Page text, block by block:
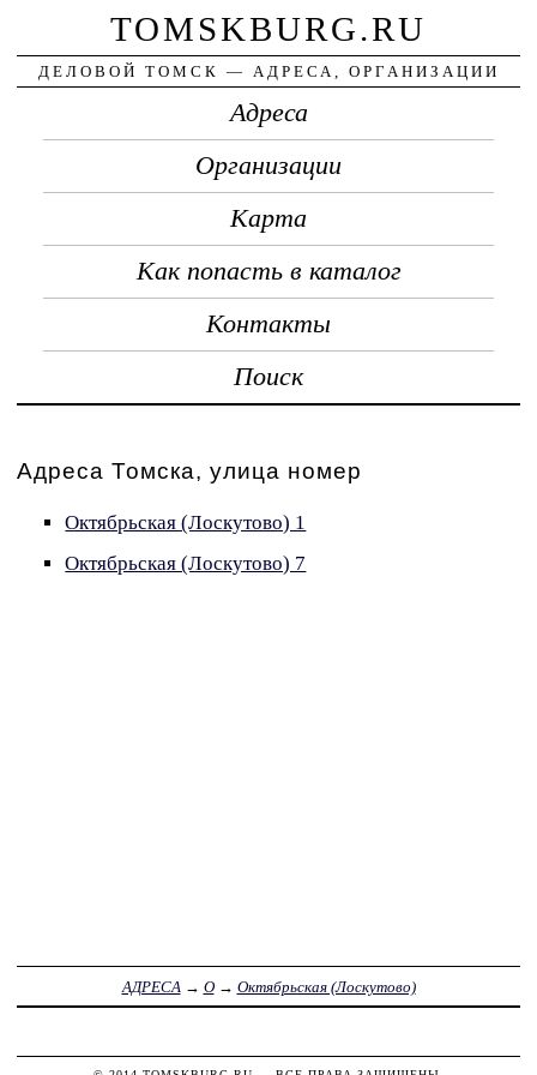
TOMSKBURG.RU
ДЕЛОВОЙ ТОМСК — АДРЕСА, ОРГАНИЗАЦИИ
Адреса
Организации
Карта
Как попасть в каталог
Контакты
Поиск
Адреса Томска, улица номер
Октябрьская (Лоскутово) 1
Октябрьская (Лоскутово) 7
АДРЕСА → О→ Октябрьская (Лоскутово)